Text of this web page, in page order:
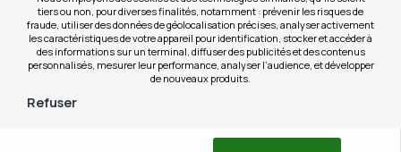
tiers ou non, pour diverses finalités, notamment : prévenir les risques de
fraude, utiliser des données de géolocalisation précises, analyser activement
les caractéristiques de votre appareil pour identification, stocker et accéder à
des informations sur un terminal, diffuser des publicités et des contenus
personnalisés, mesurer leur performance, analyser l’audience, et développer
de nouveaux produits.
Refuser
NOS SITES